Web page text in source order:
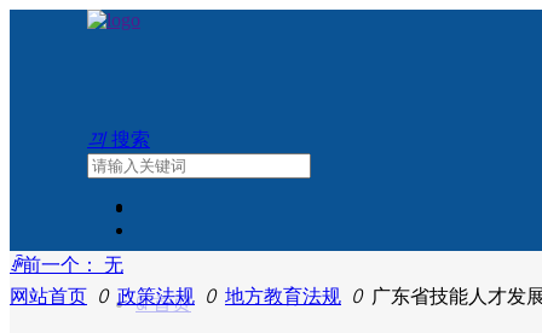
끠 搜索
ꀇ 首页
ꄴ前一个：
无
网站首页 ꄲ 政策法规 ꄲ 地方教育法规 ꄲ 广东省技能人才发